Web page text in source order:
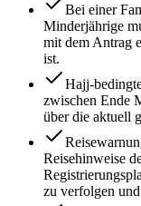
Bei einer
Minderjährige
mit dem Antrag
ist.
Hajj-
zwischen Ende
über die aktuell
Reisehinweise
zu verfolgen